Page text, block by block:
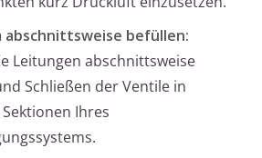
abschnittsweise befüllen:
Leitungen abschnittsweise
Schließen der Ventile in
Ihres